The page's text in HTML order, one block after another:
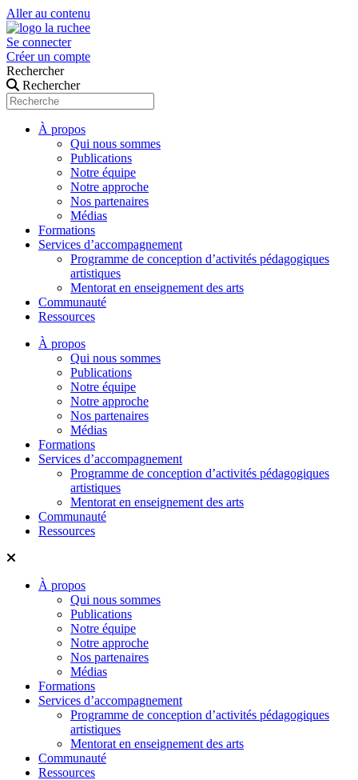
Aller au contenu
Se connecter
Créer un compte
Rechercher
Rechercher
À propos
Qui nous sommes
Publications
Notre équipe
Notre approche
Nos partenaires
Médias
Formations
Services d’accompagnement
Programme de conception d’activités pédagogiques
artistiques
Mentorat en enseignement des arts
Communauté
Ressources
À propos
Qui nous sommes
Publications
Notre équipe
Notre approche
Nos partenaires
Médias
Formations
Services d’accompagnement
Programme de conception d’activités pédagogiques
artistiques
Mentorat en enseignement des arts
Communauté
Ressources
À propos
Qui nous sommes
Publications
Notre équipe
Notre approche
Nos partenaires
Médias
Formations
Services d’accompagnement
Programme de conception d’activités pédagogiques
artistiques
Mentorat en enseignement des arts
Communauté
Ressources